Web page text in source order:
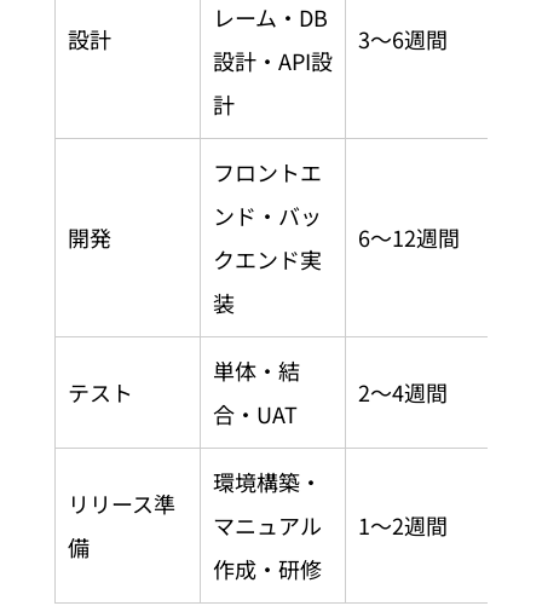
設計
レーム・DB
設計・API設
計
3〜6週間
開発
フロントエ
ンド・バッ
クエンド実
装
6〜12週間
テスト
単体・結
合・UAT
2〜4週間
リリース準
備
環境構築・
マニュアル
作成・研修
1〜2週間